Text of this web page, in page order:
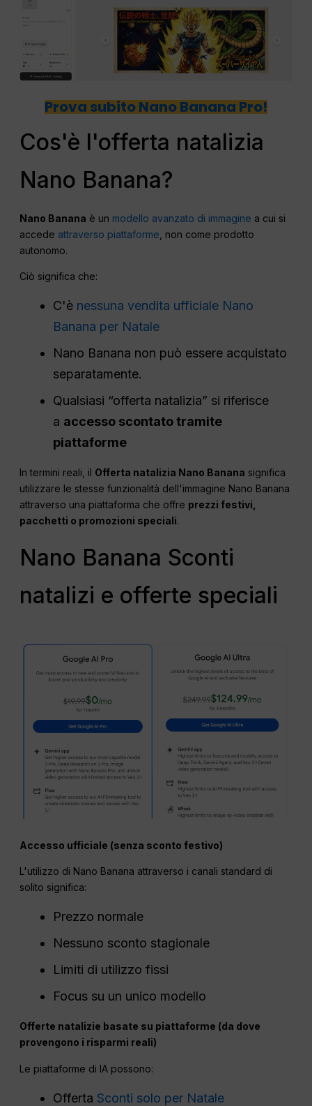
Prova subito Nano Banana Pro!
Cos'è l'offerta natalizia
Nano Banana?
Nano Banana è un modello avanzato di immagine a cui si
accede attraverso piattaforme , non come prodotto
autonomo.
Ciò significa che:
C'è nessuna vendita ufficiale Nano
Banana per Natale
Nano Banana non può essere acquistato
separatamente.
Qualsiasi “offerta natalizia” si riferisce
a accesso scontato tramite
piattaforme
In termini reali, il Offerta natalizia Nano Banana significa
utilizzare le stesse funzionalità dell'immagine Nano Banana
attraverso una piattaforma che offre prezzi festivi,
pacchetti o promozioni speciali.
Nano Banana Sconti
natalizi e offerte speciali
Accesso ufficiale (senza sconto festivo)
L'utilizzo di Nano Banana attraverso i canali standard di
solito significa:
Prezzo normale
Nessuno sconto stagionale
Limiti di utilizzo fissi
Focus su un unico modello
Offerte natalizie basate su piattaforme (da dove
provengono i risparmi reali)
Le piattaforme di IA possono:
Offerta Sconti solo per Natale